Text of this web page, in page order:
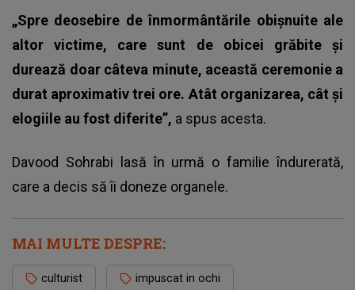
„Spre deosebire de înmormântările obișnuite ale
altor victime, care sunt de obicei grăbite și
durează doar câteva minute, această ceremonie a
durat aproximativ trei ore. Atât organizarea, cât și
elogiile au fost diferite”, a spus acesta.
Davood Sohrabi lasă în urmă o familie îndurerată,
care a decis să îi doneze organele.
MAI MULTE DESPRE:
culturist impuscat in ochi